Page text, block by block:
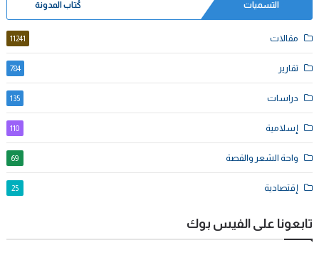
التسميات كُتاب المدونة
مقالات 11241
تقارير 784
دراسات 135
إسلامية 110
واحة الشعر والقصة 69
إقتصادية 25
تابعونا على الفيس بوك